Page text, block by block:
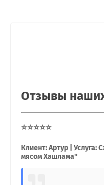
Отзывы
⭐⭐⭐⭐⭐
Клиент: Артур | Услуга:
мясом Хашлама"